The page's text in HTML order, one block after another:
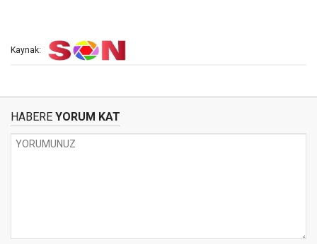
Kaynak:
HABERE YORUM KAT